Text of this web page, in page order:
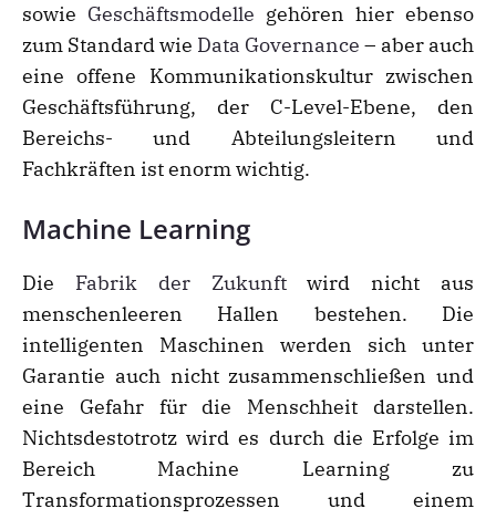
sowie Geschäftsmodelle gehören hier ebenso
zum Standard wie Data Governance – aber auch
eine offene Kommunikationskultur zwischen
Geschäftsführung, der C-Level-Ebene, den
Bereichs- und Abteilungsleitern und
Fachkräften ist enorm wichtig.
Machine Learning
Die Fabrik der Zukunftwird nicht aus
menschenleeren Hallen bestehen. Die
intelligenten Maschinen werden sich unter
Garantie auch nicht zusammenschließen und
eine Gefahr für die Menschheit darstellen.
Nichtsdestotrotz wird es durch die Erfolge im
Bereich Machine Learning zu
Transformationsprozessen und einem